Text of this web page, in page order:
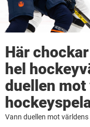
Här
hel
duellen mot
Vann duellen mot